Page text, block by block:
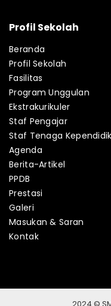
Profil Sekolah
Beranda
Profil Sekolah
Fasilitas
Program Unggulan
Ekstrakurikuler
Staf Pengajar
Staf Tenaga
Agenda
Berita-Artikel
PPDB
Prestasi
Galeri
Masukan & Saran
Kontak